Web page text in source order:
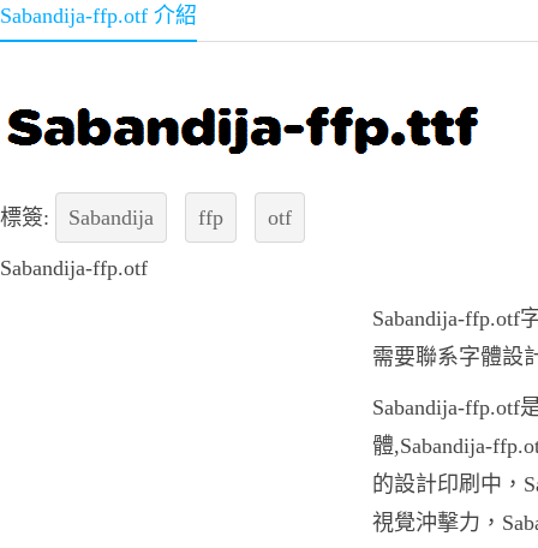
Sabandija-ffp.otf 介紹
標簽: Sabandija ffp otf
Sabandija-ffp.otf
Sabandija-ffp.otf
需要聯系字體設
Sabandija-ffp.otf
體,Sabandija-
的設計印刷中，
視覺沖擊力，